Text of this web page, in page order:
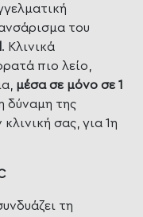
του
. Κλινικά
πιο λείο,
μέσα σε μόνο σε 1
δύναμη της
σας, για 1η
τη